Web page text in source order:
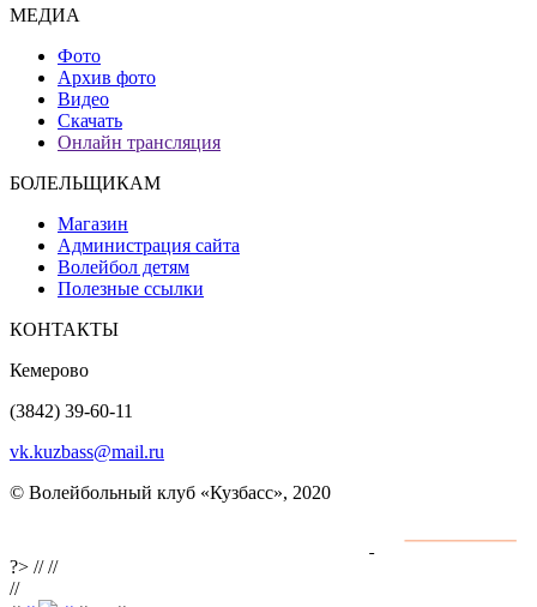
МЕДИА
Фото
Архив фото
Видео
Скачать
Онлайн трансляция
БОЛЕЛЬЩИКАМ
Магазин
Администрация сайта
Волейбол детям
Полезные ссылки
КОНТАКТЫ
Кемерово
(3842) 39-60-11
vk.kuzbass@mail.ru
© Волейбольный клуб «Кузбасс», 2020
?> ////
//